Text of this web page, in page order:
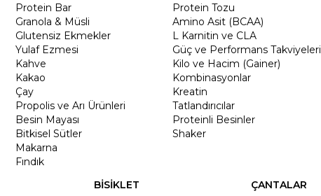
Protein Bar
Granola & Müsli
Glutensiz Ekmekler
Yulaf Ezmesi
Kahve
Kakao
Çay
Propolis ve Arı Ürünleri
Besin Mayası
Bitkisel Sütler
Makarna
Fındık
Protein Tozu
Amino Asit (BCAA)
L Karnitin ve CLA
Güç ve Performans Takviyeleri
Kilo ve Hacim (Gainer)
Kombinasyonlar
Kreatin
Tatlandırıcılar
Proteinli Besinler
Shaker
BİSİKLET
ÇANTALAR